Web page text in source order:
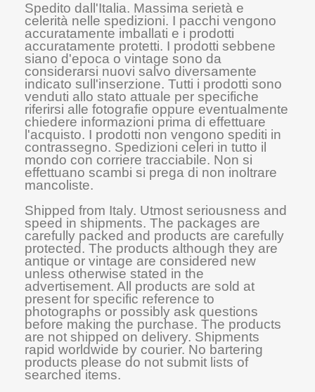
Spedito dall'Italia. Massima serietà e
celerità nelle spedizioni. I pacchi vengono
accuratamente imballati e i prodotti
accuratamente protetti. I prodotti sebbene
siano d'epoca o vintage sono da
considerarsi nuovi salvo diversamente
indicato sull'inserzione. Tutti i prodotti sono
venduti allo stato attuale per specifiche
riferirsi alle fotografie oppure eventualmente
chiedere informazioni prima di effettuare
l'acquisto. I prodotti non vengono spediti in
contrassegno. Spedizioni celeri in tutto il
mondo con corriere tracciabile. Non si
effettuano scambi si prega di non inoltrare
mancoliste.
Shipped from Italy. Utmost seriousness and
speed in shipments. The packages are
carefully packed and products are carefully
protected. The products although they are
antique or vintage are considered new
unless otherwise stated in the
advertisement. All products are sold at
present for specific reference to
photographs or possibly ask questions
before making the purchase. The products
are not shipped on delivery. Shipments
rapid worldwide by courier. No bartering
products please do not submit lists of
searched items.